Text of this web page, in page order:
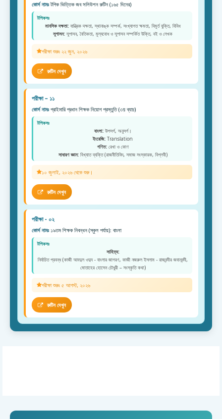
কোর্স নামঃটপিক ভিত্তিক জব সলিউশন রুটিন (১৬৫ দিনের)
টপিকসঃ
মানসিক দক্ষতা: যান্ত্রিক দক্ষতা, স্থানাঙ্ক সম্পর্ক, সংখ্যাগত ক্ষমতা, বিমূর্ত যুক্তি, বিবিধ
সুশাসন: সুশাসন, নৈতিকতা, মূল্যবোধ ও সুশাসন সম্পর্কিত উক্তি, বই ও লেখক
পরীক্ষা শুরুঃ ২২ জুন, ২০২৬
রুটিন দেখুন
পরীক্ষা – ১১
কোর্স নামঃ প্রাইমারি প্রধান শিক্ষক নিয়োগ প্রস্তুতি (৩য় ব্যাচ)
টপিকসঃ
বাংলা:উপসর্গ, অনুসর্গ।
ইংরেজি: Translation
গণিত:রেখা ও কোণ
সাধারণ জ্ঞান:বিখ্যাত ব্যক্তি (রাজনীতিবিদ, সমাজ সংস্কারক, বিপ্লবী)
১০ জুলাই, ২০২৬ থেকে শুরু।
রুটিন দেখুন
পরীক্ষা - ০২
কোর্স নামঃ ১৯তম শিক্ষক নিবন্ধন (স্কুল পর্যায়): বাংলা
টপিকসঃ
সাহিত্য:
নির্বাচিত প্রবন্ধ (কাজী আবদুল ওদুদ - বাংলার জাগরণ, কাজী নজরুল ইসলাম - রাজবন্দীর জবানবন্দী,
মোতাহের হোসেন চৌধুরী – সংস্কৃতি কথা)
পরীক্ষা শুরুঃ ৫ আগস্ট, ২০২৬
রুটিন দেখুন